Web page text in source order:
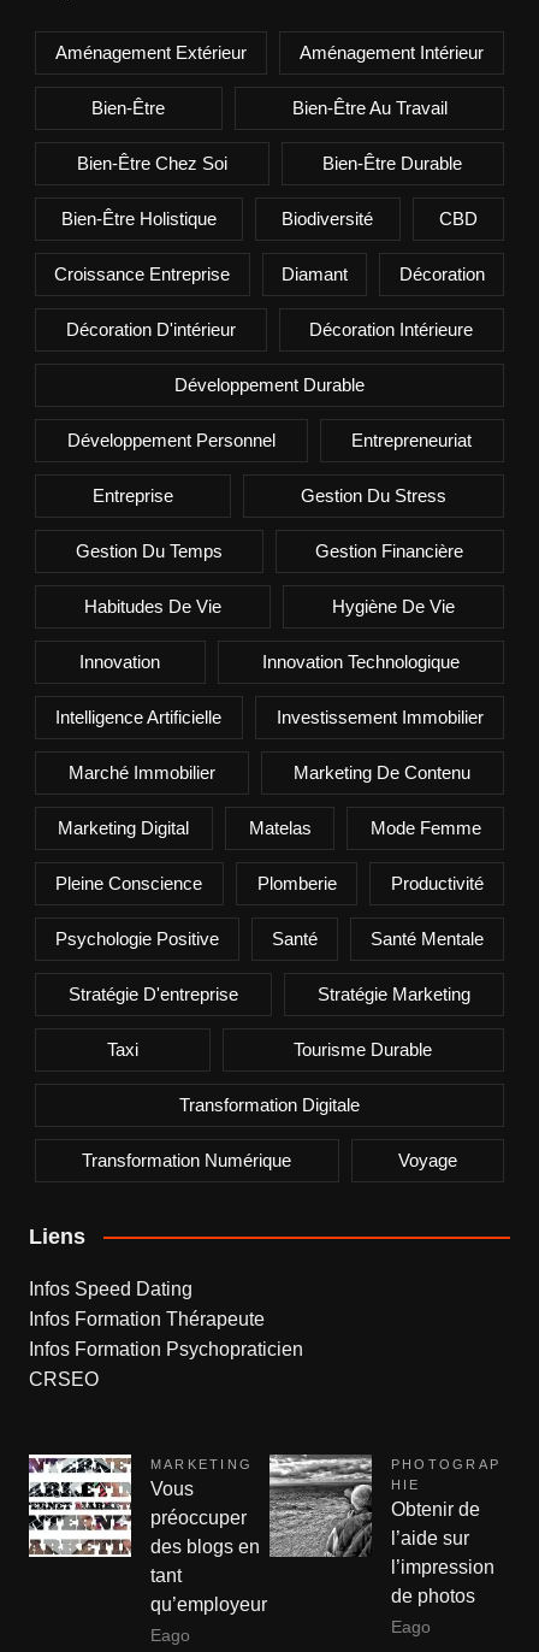
Aménagement Extérieur Aménagement Intérieur
Bien-Être Bien-Être Au Travail
Bien-Être Chez Soi Bien-Être Durable
Bien-Être Holistique Biodiversité CBD
Croissance Entreprise Diamant Décoration
Décoration D'intérieur Décoration Intérieure
Développement Durable
Développement Personnel Entrepreneuriat
Entreprise Gestion Du Stress
Gestion Du Temps Gestion Financière
Habitudes De Vie Hygiène De Vie
Innovation Innovation Technologique
Intelligence Artificielle Investissement Immobilier
Marché Immobilier Marketing De Contenu
Marketing Digital Matelas Mode Femme
Pleine Conscience Plomberie Productivité
Psychologie Positive Santé Santé Mentale
Stratégie D'entreprise Stratégie Marketing
Taxi Tourisme Durable
Transformation Digitale
Transformation Numérique Voyage
Liens
Infos Speed Dating
Infos Formation Thérapeute
Infos Formation Psychopraticien
CRSEO
MARKETING
Vous
préoccuper
des blogs en
tant
qu’employeur
Eago
PHOTOGRAP
HIE
Obtenir de
l’aide sur
l’impression
de photos
Eago